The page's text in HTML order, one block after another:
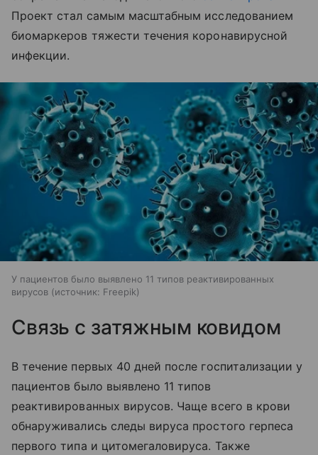
Проект стал самым масштабным исследованием
биомаркеров тяжести течения коронавирусной
инфекции.
У пациентов было выявлено 11 типов реактивированных
вирусов
источник: Freepik
Связь с затяжным ковидом
В течение первых 40 дней после госпитализации у
пациентов было выявлено 11 типов
реактивированных вирусов. Чаще всего в крови
обнаруживались следы вируса простого герпеса
первого типа и цитомегаловируса. Также